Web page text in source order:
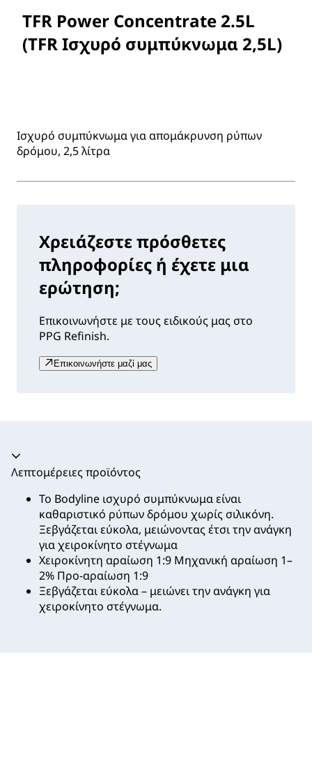
TFR Power Concentrate 2.5L
(TFR Ισχυρό συμπύκνωμα 2,5L)
Ισχυρό συμπύκνωμα για απομάκρυνση ρύπων
δρόμου, 2,5 λίτρα
Χρειάζεστε πρόσθετες
πληροφορίες ή έχετε μια
ερώτηση;
Επικοινωνήστε με τους ειδικούς μας στο
PPG Refinish.
Επικοινωνήστε μαζί μας
Ακορντεόν καταρρεύσει
Λεπτομέρειες προϊόντος
Το Bodyline ισχυρό συμπύκνωμα είναι
καθαριστικό ρύπων δρόμου χωρίς σιλικόνη.
Ξεβγάζεται εύκολα, μειώνοντας έτσι την ανάγκη
για χειροκίνητο στέγνωμα
Χειροκίνητη αραίωση 1:9 Μηχανική αραίωση 1–
2% Προ-αραίωση 1:9
Ξεβγάζεται εύκολα – μειώνει την ανάγκη για
χειροκίνητο στέγνωμα.